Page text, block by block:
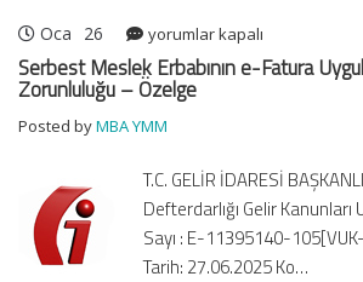
Oca 26
Serbest
Meslek
Erbabının
Fatura
Geçme
Zorunluluğu
–
Özelge
yorumlar kapalı
Serbest Meslek Erbabının e-Fatura
Zorunluluğu – Özelge
Posted byMBA YMM
T.C. GELİR İDARESİ
Defterdarlığı Gelir
Sayı : E-11395140-
Tarih: 27.06.2025 Ko…